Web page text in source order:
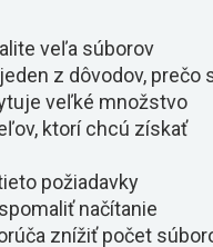
veľa súborov
z dôvodov, prečo
veľké množstvo
ktorí chcú získať
požiadavky
načítanie
znížiť počet